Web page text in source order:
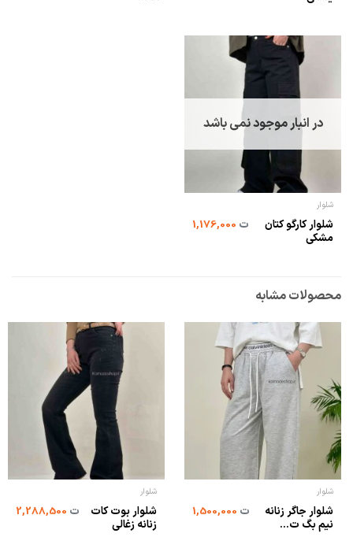
در انبار موجود نمی باشد
شلوار
شلوار کارگو کتان
مشکی
ت1,176,000
محصولات مشابه
شلوار
شلوار جاگر زنانه
نیم بگ ت...
ت1,500,000
شلوار
شلوار بوت کات
زنانه زغالی
ت2,288,500